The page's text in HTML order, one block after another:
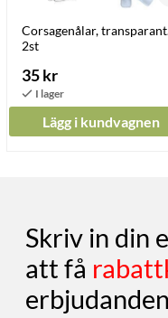
Corsagenålar,
2st
35 kr
Lägg i kundvagnen
Skriv in din
att få